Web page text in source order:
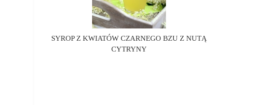
SYROP Z KWIATÓW CZARNEGO BZU Z NUTĄ
CYTRYNY